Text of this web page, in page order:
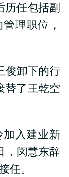
历任包括副
理职位，
俊卸下的行
替了王乾空
加入建业新
，闵慧东辞
任。